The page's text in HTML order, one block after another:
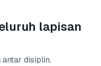
lapisan
disiplin.